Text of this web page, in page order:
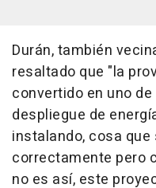
Durán, también
resaltado que "la
convertido en uno
despliegue de
instalando, cosa
correctamente pero
no es así, este